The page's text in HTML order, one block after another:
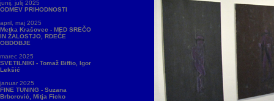
junij, julij 2025
ODMEV PRIHODNOSTI
april, maj 2025
Metka Krašovec - MED SREČO
IN ŽALOSTJO, RDEČE
OBDOBJE
marec 2025
SVETILNIKI - Tomaž Biffio, Igor
Lekšić
januar 2025
FINE TUNING - Suzana
Brborović, Mitja Ficko